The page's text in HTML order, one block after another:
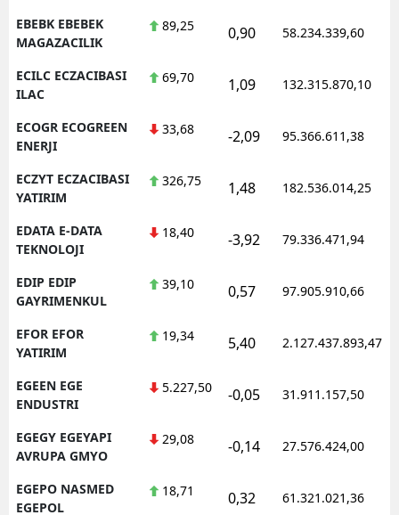
EBEBK EBEBEK
MAGAZACILIK
89,25 0,90 58.234.339,60
ECILC ECZACIBASI
ILAC
69,70 1,09 132.315.870,10
ECOGR ECOGREEN
ENERJI
33,68 -2,09 95.366.611,38
ECZYT ECZACIBASI
YATIRIM
326,75 1,48 182.536.014,25
EDATA E-DATA
TEKNOLOJI
18,40 -3,92 79.336.471,94
EDIP EDIP
GAYRIMENKUL
39,10 0,57 97.905.910,66
EFOR EFOR
YATIRIM
19,34 5,40 2.127.437.893,47
EGEEN EGE
ENDUSTRI
5.227,50 -0,05 31.911.157,50
EGEGY EGEYAPI
AVRUPA GMYO
29,08 -0,14 27.576.424,00
EGEPO NASMED
EGEPOL
18,71 0,32 61.321.021,36